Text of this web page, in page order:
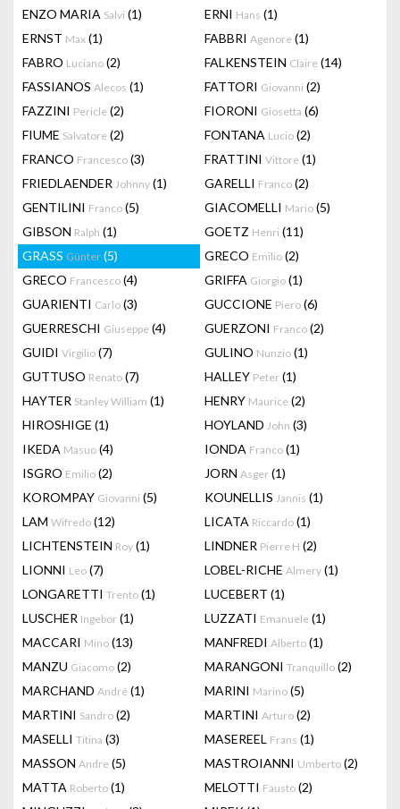
ENZO MARIA Salvi (1) ERNI Hans (1)
ERNST Max (1) FABBRI Agenore (1)
FABRO Luciano (2) FALKENSTEIN Claire (14)
FASSIANOS Alecos (1) FATTORI Giovanni (2)
FAZZINI Pericle (2) FIORONI Giosetta (6)
FIUME Salvatore (2) FONTANA Lucio (2)
FRANCO Francesco (3) FRATTINI Vittore (1)
FRIEDLAENDER Johnny (1) GARELLI Franco (2)
GENTILINI Franco (5) GIACOMELLI Mario (5)
GIBSON Ralph (1) GOETZ Henri (11)
GRASS Günter (5) GRECO Emilio (2)
GRECO Francesco (4) GRIFFA Giorgio (1)
GUARIENTI Carlo (3) GUCCIONE Piero (6)
GUERRESCHI Giuseppe (4) GUERZONI Franco (2)
GUIDI Virgilio (7) GULINO Nunzio (1)
GUTTUSO Renato (7) HALLEY Peter (1)
HAYTER Stanley William (1) HENRY Maurice (2)
HIROSHIGE (1) HOYLAND John (3)
IKEDA Masuo (4) IONDA Franco (1)
ISGRO Emilio (2) JORN Asger (1)
KOROMPAY Giovanni (5) KOUNELLIS Jannis (1)
LAM Wifredo (12) LICATA Riccardo (1)
LICHTENSTEIN Roy (1) LINDNER Pierre H (2)
LIONNI Leo (7) LOBEL-RICHE Almery (1)
LONGARETTI Trento (1) LUCEBERT (1)
LUSCHER Ingebor (1) LUZZATI Emanuele (1)
MACCARI Mino (13) MANFREDI Alberto (1)
MANZU Giacomo (2) MARANGONI Tranquillo (2)
MARCHAND André (1) MARINI Marino (5)
MARTINI Sandro (2) MARTINI Arturo (2)
MASELLI Titina (3) MASEREEL Frans (1)
MASSON Andre (5) MASTROIANNI Umberto (2)
MATTA Roberto (1) MELOTTI Fausto (2)